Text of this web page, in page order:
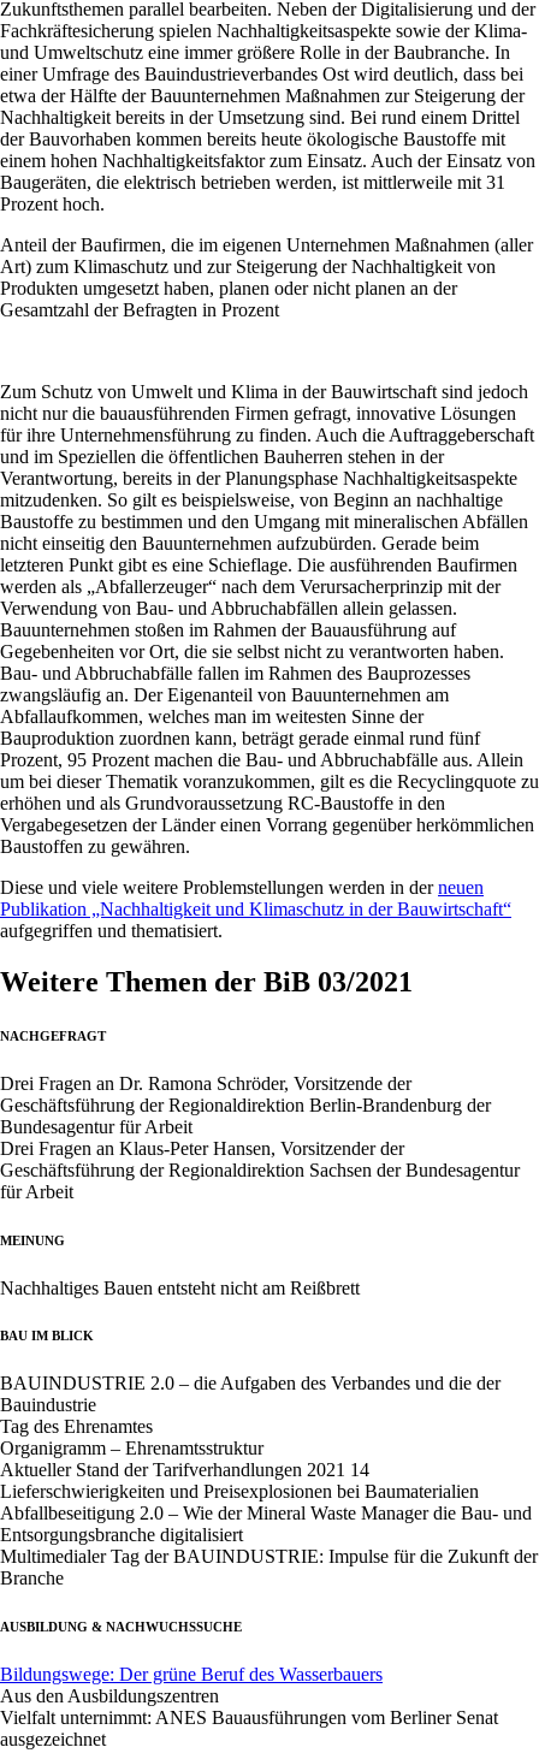
Zukunftsthemen parallel bearbeiten. Neben der Digitalisierung und der
Fachkräftesicherung spielen Nachhaltigkeitsaspekte sowie der Klima-
und Umweltschutz eine immer größere Rolle in der Baubranche. In
einer Umfrage des Bauindustrieverbandes Ost wird deutlich, dass bei
etwa der Hälfte der Bauunternehmen Maßnahmen zur Steigerung der
Nachhaltigkeit bereits in der Umsetzung sind. Bei rund einem Drittel
der Bauvorhaben kommen bereits heute ökologische Baustoffe mit
einem hohen Nachhaltigkeitsfaktor zum Einsatz. Auch der Einsatz von
Baugeräten, die elektrisch betrieben werden, ist mittlerweile mit 31
Prozent hoch.
Anteil der Baufirmen, die im eigenen Unternehmen Maßnahmen (aller
Art) zum Klimaschutz und zur Steigerung der Nachhaltigkeit von
Produkten umgesetzt haben, planen oder nicht planen an der
Gesamtzahl der Befragten in Prozent
Zum Schutz von Umwelt und Klima in der Bauwirtschaft sind jedoch
nicht nur die bauausführenden Firmen gefragt, innovative Lösungen
für ihre Unternehmensführung zu finden. Auch die Auftraggeberschaft
und im Speziellen die öffentlichen Bauherren stehen in der
Verantwortung, bereits in der Planungsphase Nachhaltigkeitsaspekte
mitzudenken. So gilt es beispielsweise, von Beginn an nachhaltige
Baustoffe zu bestimmen und den Umgang mit mineralischen Abfällen
nicht einseitig den Bauunternehmen aufzubürden. Gerade beim
letzteren Punkt gibt es eine Schieflage. Die ausführenden Baufirmen
werden als „Abfallerzeuger“ nach dem Verursacherprinzip mit der
Verwendung von Bau- und Abbruchabfällen allein gelassen.
Bauunternehmen stoßen im Rahmen der Bauausführung auf
Gegebenheiten vor Ort, die sie selbst nicht zu verantworten haben.
Bau- und Abbruchabfälle fallen im Rahmen des Bauprozesses
zwangsläufig an. Der Eigenanteil von Bauunternehmen am
Abfallaufkommen, welches man im weitesten Sinne der
Bauproduktion zuordnen kann, beträgt gerade einmal rund fünf
Prozent, 95 Prozent machen die Bau- und Abbruchabfälle aus. Allein
um bei dieser Thematik voranzukommen, gilt es die Recyclingquote zu
erhöhen und als Grundvoraussetzung RC-Baustoffe in den
Vergabegesetzen der Länder einen Vorrang gegenüber herkömmlichen
Baustoffen zu gewähren.
Diese und viele weitere Problemstellungen werden in derneuen
Publikation „Nachhaltigkeit und Klimaschutz in der Bauwirtschaft“
aufgegriffen und thematisiert.
Weitere Themen der BiB 03/2021
NACHGEFRAGT
Drei Fragen an Dr. Ramona Schröder, Vorsitzende der
Geschäftsführung der Regionaldirektion Berlin-Brandenburg der
Bundesagentur für Arbeit
Drei Fragen an Klaus-Peter Hansen, Vorsitzender der
Geschäftsführung der Regionaldirektion Sachsen der Bundesagentur
für Arbeit
MEINUNG
Nachhaltiges Bauen entsteht nicht am Reißbrett
BAU IM BLICK
BAUINDUSTRIE 2.0 – die Aufgaben des Verbandes und die der
Bauindustrie
Tag des Ehrenamtes
Organigramm – Ehrenamtsstruktur
Aktueller Stand der Tarifverhandlungen 2021 14
Lieferschwierigkeiten und Preisexplosionen bei Baumaterialien
Abfallbeseitigung 2.0 – Wie der Mineral Waste Manager die Bau- und
Entsorgungsbranche digitalisiert
Multimedialer Tag der BAUINDUSTRIE: Impulse für die Zukunft der
Branche
AUSBILDUNG & NACHWUCHSSUCHE
Bildungswege: Der grüne Beruf des Wasserbauers
Aus den Ausbildungszentren
Vielfalt unternimmt: ANES Bauausführungen vom Berliner Senat
ausgezeichnet